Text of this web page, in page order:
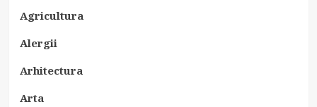
Agricultura
Alergii
Arhitectura
Arta